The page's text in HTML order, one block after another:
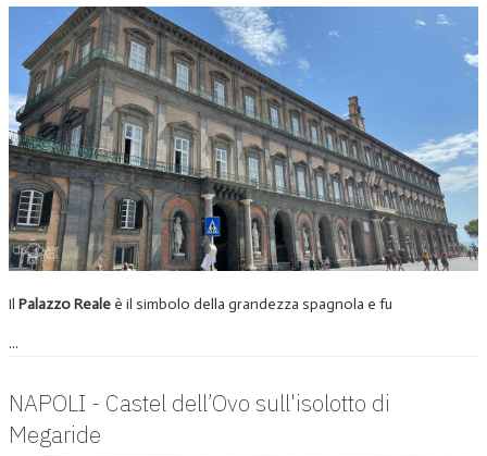
Il Palazzo Realeè il simbolo della grandezza spagnola e fu
...
NAPOLI - Castel dell’Ovo sull'isolotto di
Megaride